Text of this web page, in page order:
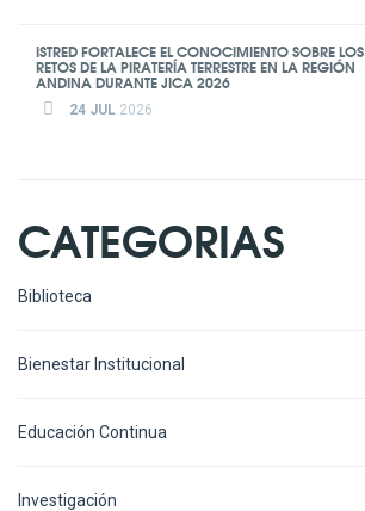
ISTRED FORTALECE EL CONOCIMIENTO SOBRE LOS
RETOS DE LA PIRATERÍA TERRESTRE EN LA REGIÓN
ANDINA DURANTE JICA 2026
24 JUL 2026
CATEGORIAS
Biblioteca
Bienestar Institucional
Educación Continua
Investigación